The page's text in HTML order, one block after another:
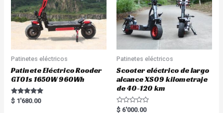
Patinetes eléctricos
Patinete Eléctrico Rooder
GT01s 1650W 960Wh
Rated
5.00
$ 1'680.00
Patinetes eléctricos
Scooter eléctrico de largo
alcance XS09 kilometraje
de 40-120 km
R
$ 6'000.00